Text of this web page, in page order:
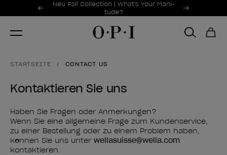
Sonderangebote
Neu Fall Collection | What's Your Mani-
tude?
Item 1 of 2
STARTSEITE CONTACT US
Kontaktieren Sie uns
Haben Sie Fragen oder Anmerkungen?
Wenn Sie eine allgemeine Frage zum Kundenservice,
zu einer Bestellung oder zu einem Problem haben,
können Sie uns unter wellasuisse@wella.com
kontaktieren.